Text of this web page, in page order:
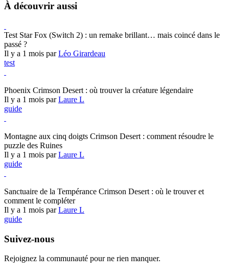
À découvrir aussi
Test Star Fox (Switch 2) : un remake brillant… mais coincé dans le
passé ?
Il y a 1 mois parLéo Girardeau
test
Phoenix Crimson Desert : où trouver la créature légendaire
Il y a 1 mois parLaure L
guide
Montagne aux cinq doigts Crimson Desert : comment résoudre le
puzzle des Ruines
Il y a 1 mois parLaure L
guide
Sanctuaire de la Tempérance Crimson Desert : où le trouver et
comment le compléter
Il y a 1 mois parLaure L
guide
Suivez-nous
Rejoignez la communauté pour ne rien manquer.